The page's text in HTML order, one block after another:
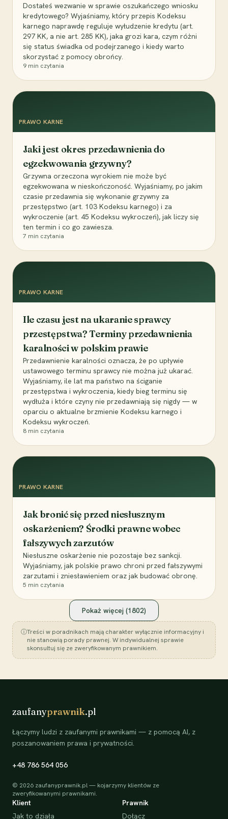
Dostałeś wezwanie w sprawie oszukańczego wniosku
kredytowego? Wyjaśniamy, który przepis Kodeksu
karnego naprawdę reguluje wyłudzenie kredytu (art.
297 KK, a nie art. 285 KK), jaka grozi kara, czym różni
się status świadka od podejrzanego i kiedy warto
skorzystać z pomocy obrońcy.
9 min czytania
PRAWO KARNE
Jaki jest okres przedawnienia do
egzekwowania grzywny?
Grzywna orzeczona wyrokiem nie może być
egzekwowana w nieskończoność. Wyjaśniamy, po jakim
czasie przedawnia się wykonanie grzywny za
przestępstwo (art. 103 Kodeksu karnego) i za
wykroczenie (art. 45 Kodeksu wykroczeń), jak liczy się
ten termin i co go zawiesza.
7 min czytania
PRAWO KARNE
Ile czasu jest na ukaranie sprawcy
przestępstwa? Terminy przedawnienia
karalności w polskim prawie
Przedawnienie karalności oznacza, że po upływie
ustawowego terminu sprawcy nie można już ukarać.
Wyjaśniamy, ile lat ma państwo na ściganie
przestępstwa i wykroczenia, kiedy bieg terminu się
wydłuża i które czyny nie przedawniają się nigdy — w
oparciu o aktualne brzmienie Kodeksu karnego i
Kodeksu wykroczeń.
8 min czytania
PRAWO KARNE
Jak bronić się przed niesłusznym
oskarżeniem? Środki prawne wobec
fałszywych zarzutów
Niesłuszne oskarżenie nie pozostaje bez sankcji.
Wyjaśniamy, jak polskie prawo chroni przed fałszywymi
zarzutami i zniesławieniem oraz jak budować obronę.
5 min czytania
Pokaż więcej (1802)
ⓘTreści w poradnikach mają charakter wyłącznie informacyjny i
nie stanowią porady prawnej. W indywidualnej sprawie
skonsultuj się ze zweryfikowanym prawnikiem.
zaufanyprawnik.pl
Łączymy ludzi z zaufanymi prawnikami — z pomocą AI, z
poszanowaniem prawa i prywatności.
+48 786 564 056
© 2026 zaufanyprawnik.pl — kojarzymy klientów ze
zweryfikowanymi prawnikami.
Klient
Jak to działa
Prawnik
Dołącz